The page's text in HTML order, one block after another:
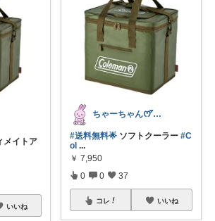
メイトア
いいね
ちゃーちゃん‪ꯁꯧありがとう🫶🏻💕
#送料無料🌟 ソフトクーラー #C
ol ...
￥ 7,950
0 0 37
コレ いいね